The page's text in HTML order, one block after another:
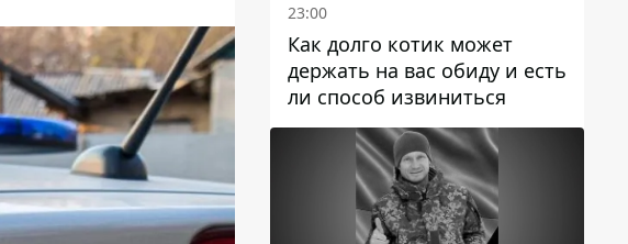
23:00
Как долго котик может
держать на вас обиду и есть
ли способ извиниться